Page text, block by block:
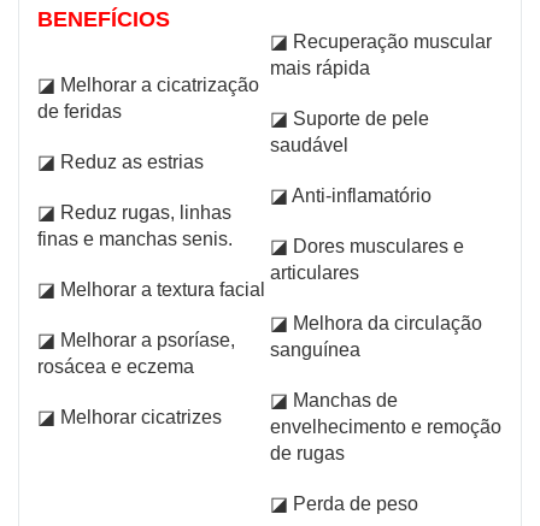
BENEFÍCIOS
◪ Melhorar a cicatrização
de feridas
◪ Reduz as estrias
◪ Reduz rugas, linhas
finas e manchas senis.
◪ Melhorar a textura facial
◪ Melhorar a psoríase,
rosácea e eczema
◪ Melhorar cicatrizes
◪ Recuperação muscular
mais rápida
◪ Suporte de pele
saudável
◪ Anti-inflamatório
◪ Dores musculares e
articulares
◪ Melhora da circulação
sanguínea
◪ Manchas de
envelhecimento e remoção
de rugas
◪ Perda de peso